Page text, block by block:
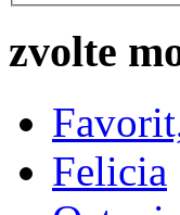
zvolte
Felicia